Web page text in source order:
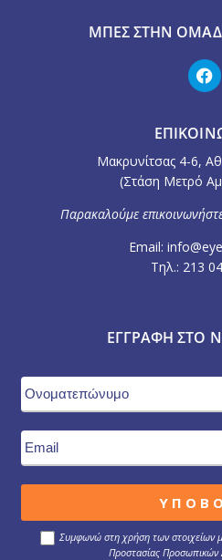
ΜΠΕΣ ΣΤΗΝ
Μακρυνίτσας 4-6,
(Στάση Μετρό
Παρακαλούμε
Email:
Τηλ.: 213
ΕΓΓΡΑΦΉ ΣΤΟ
Συμφωνώ στη χρήση των στοιχείων
Προστασίας Προσωπικών